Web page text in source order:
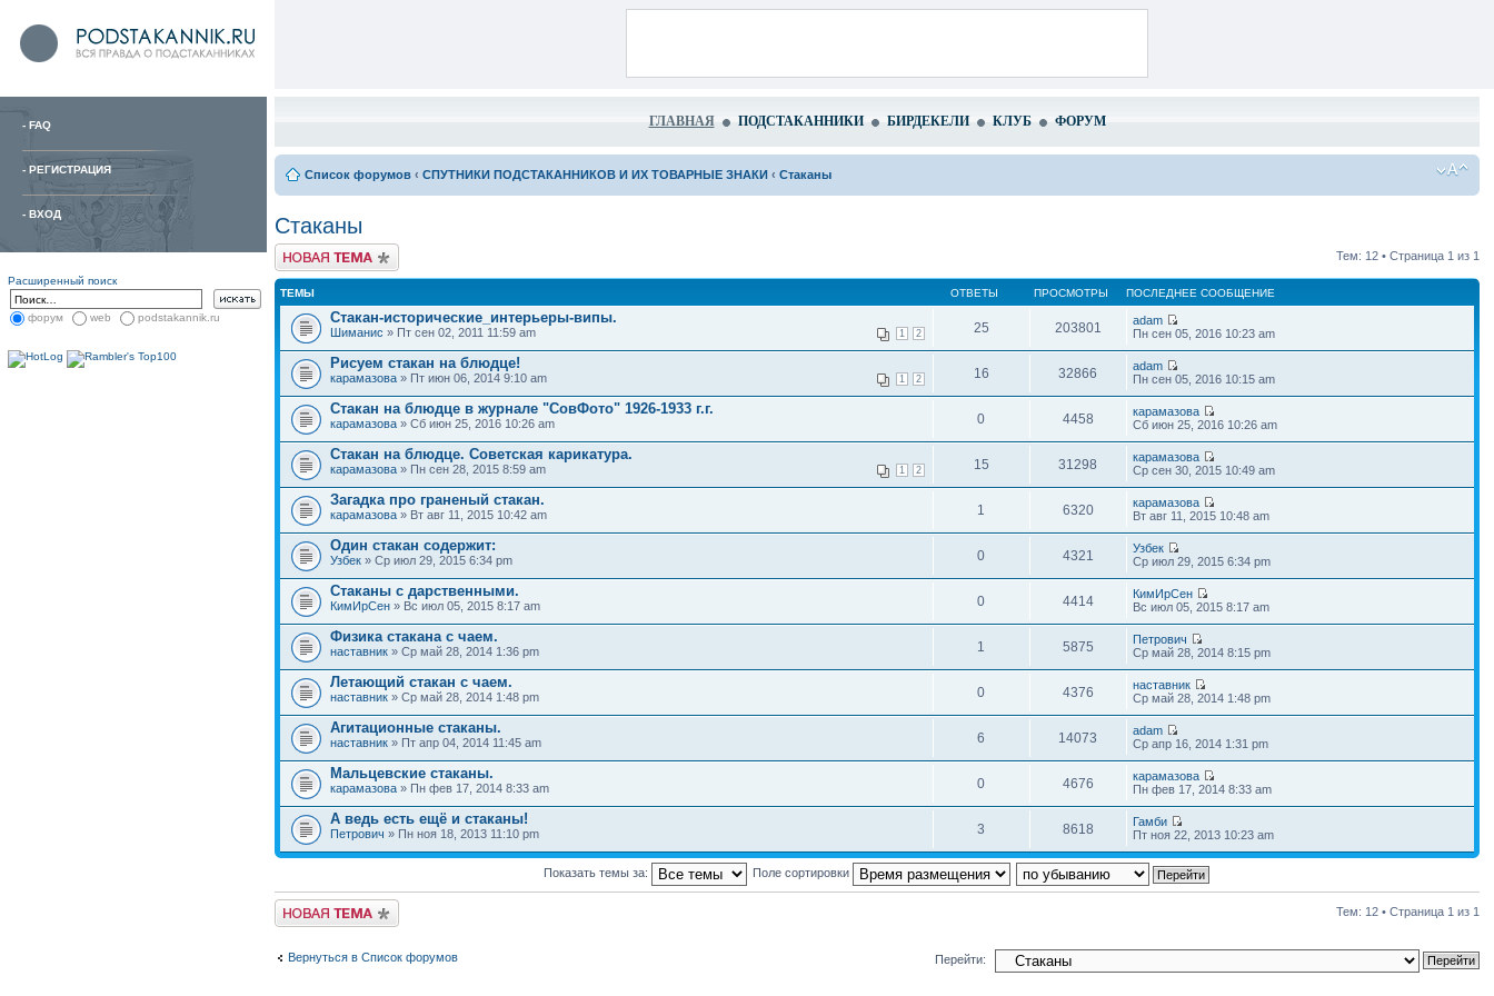
- FAQ
- РЕГИСТРАЦИЯ
- ВХОД
Расширенный поиск
форум web podstakannik.ru
ГЛАВНАЯ ПОДСТАКАННИКИ БИРДЕКЕЛИ КЛУБ ФОРУМ
Список форумов ‹ СПУТНИКИ ПОДСТАКАННИКОВ И ИХ ТОВАРНЫЕ ЗНАКИ ‹ Стаканы
Стаканы
Тем: 12 • Страница 1 из 1
ТЕМЫ ОТВЕТЫ ПРОСМОТРЫ ПОСЛЕДНЕЕ СООБЩЕНИЕ
Стакан-исторические_интерьеры-випы.
1 2
Шиманис » Пт сен 02, 2011 11:59 am 25 203801
adam
Пн сен 05, 2016 10:23 am
Рисуем стакан на блюдце!
1 2
карамазова » Пт июн 06, 2014 9:10 am 16 32866
adam
Пн сен 05, 2016 10:15 am
Стакан на блюдце в журнале "СовФото" 1926-1933 г.г.
карамазова » Сб июн 25, 2016 10:26 am 0 4458
карамазова
Сб июн 25, 2016 10:26 am
Стакан на блюдце. Советская карикатура.
1 2
карамазова » Пн сен 28, 2015 8:59 am 15 31298
карамазова
Ср сен 30, 2015 10:49 am
Загадка про граненый стакан.
карамазова » Вт авг 11, 2015 10:42 am 1 6320
карамазова
Вт авг 11, 2015 10:48 am
Один стакан содержит:
Узбек » Ср июл 29, 2015 6:34 pm 0 4321
Узбек
Ср июл 29, 2015 6:34 pm
Стаканы с дарственными.
КимИрСен » Вс июл 05, 2015 8:17 am 0 4414
КимИрСен
Вс июл 05, 2015 8:17 am
Физика стакана с чаем.
наставник » Ср май 28, 2014 1:36 pm 1 5875
Петрович
Ср май 28, 2014 8:15 pm
Летающий стакан с чаем.
наставник » Ср май 28, 2014 1:48 pm 0 4376
наставник
Ср май 28, 2014 1:48 pm
Агитационные стаканы.
наставник » Пт апр 04, 2014 11:45 am 6 14073
adam
Ср апр 16, 2014 1:31 pm
Мальцевские стаканы.
карамазова » Пн фев 17, 2014 8:33 am 0 4676
карамазова
Пн фев 17, 2014 8:33 am
А ведь есть ещё и стаканы!
Петрович » Пн ноя 18, 2013 11:10 pm 3 8618
Гамби
Пт ноя 22, 2013 10:23 am
Показать темы за: Поле сортировки
Тем: 12 • Страница 1 из 1
Вернуться в Список форумов Перейти: